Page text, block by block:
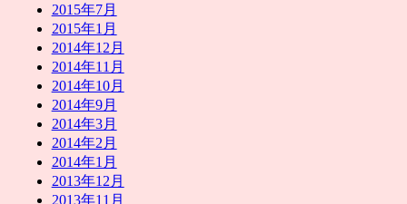
2015年7月
2015年1月
2014年12月
2014年11月
2014年10月
2014年9月
2014年3月
2014年2月
2014年1月
2013年12月
2013年11月